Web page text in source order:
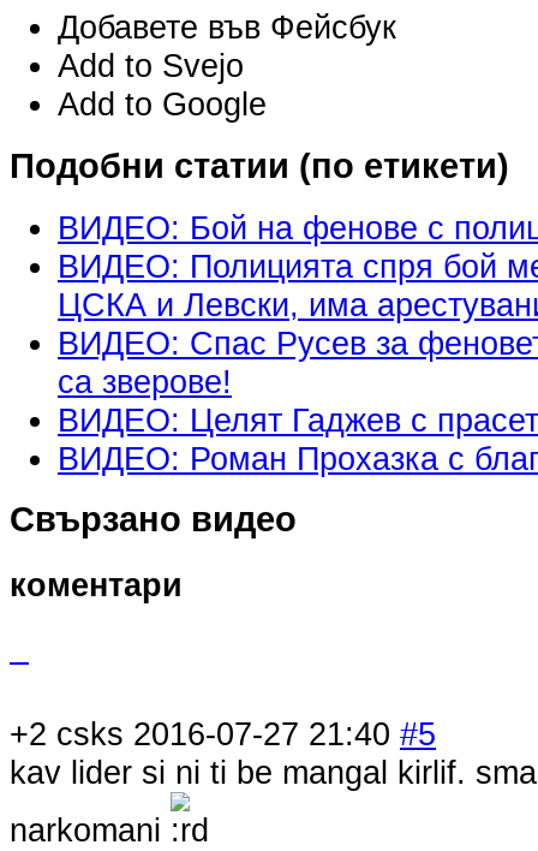
Добавете във Фейсбук
Add to Svejo
Add to Google
Подобни статии (по етикети)
ВИДЕО: Бой на фенове с
ВИДЕО: Полицията спря бой
ЦСКА и Левски, има
ВИДЕО: Спас Русев за
са зверове!
ВИДЕО: Целят Гаджев с
ВИДЕО: Роман Прохазка с
Свързано видео
коментари
+2 csks 2016-07-27 21:40 #5
kav lider si ni ti be mangal kirlif.
narkomani